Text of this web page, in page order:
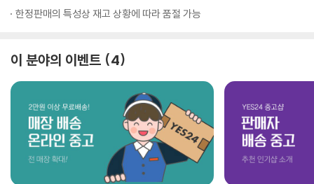
한정판매의 특성상 재고 상황에 따라 품절 가능
이 분야의 이벤트 4